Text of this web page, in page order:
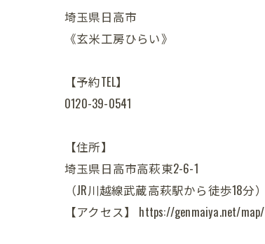
埼玉県日高市
《玄米工房ひらい》
【予約TEL】
0120-39-0541
【住所】
埼玉県日高市高萩東2-6-1
（JR川越線武蔵高萩駅から徒歩18分）
【アクセス】 https://genmaiya.net/map/